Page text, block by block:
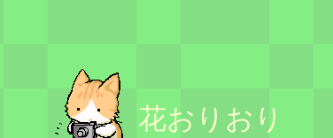
花おりおり